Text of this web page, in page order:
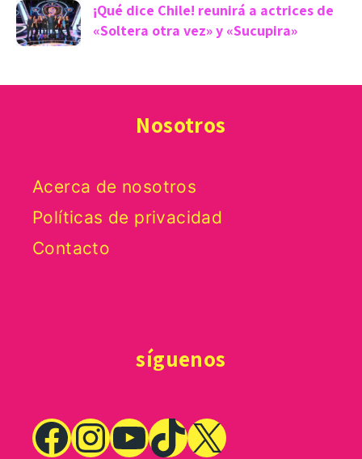
¡Qué dice Chile! reunirá a actrices de
«Soltera otra vez» y «Sucupira»
Nosotros
Acerca de nosotros
Políticas de privacidad
Contacto
síguenos